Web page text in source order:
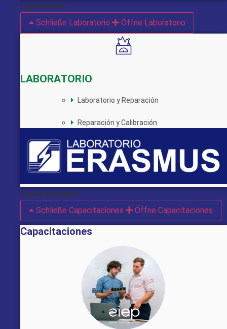
Laboratorio
Schließe Laboratorio
Öffne Laboratorio
LABORATORIO
Laboratorio y Reparación
Reparación y Calibración
Capacitaciones
Schließe Capacitaciones
Öffne Capacitaciones
Capacitaciones